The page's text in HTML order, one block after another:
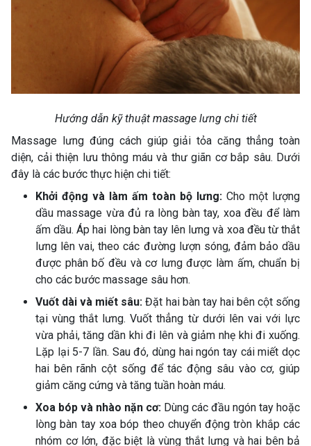
Hướng dẫn kỹ thuật massage lưng chi tiết
Massage lưng đúng cách giúp giải tỏa căng thẳng toàn
diện, cải thiện lưu thông máu và thư giãn cơ bắp sâu. Dưới
đây là các bước thực hiện chi tiết:
Khởi động và làm ấm toàn bộ lưng: Cho một lượng
dầu massage vừa đủ ra lòng bàn tay, xoa đều để làm
ấm dầu. Áp hai lòng bàn tay lên lưng và xoa đều từ thắt
lưng lên vai, theo các đường lượn sóng, đảm bảo dầu
được phân bố đều và cơ lưng được làm ấm, chuẩn bị
cho các bước massage sâu hơn.
Vuốt dài và miết sâu: Đặt hai bàn tay hai bên cột sống
tại vùng thắt lưng. Vuốt thẳng từ dưới lên vai với lực
vừa phải, tăng dần khi đi lên và giảm nhẹ khi đi xuống.
Lặp lại 5-7 lần. Sau đó, dùng hai ngón tay cái miết dọc
hai bên rãnh cột sống để tác động sâu vào cơ, giúp
giảm căng cứng và tăng tuần hoàn máu.
Xoa bóp và nhào nặn cơ: Dùng các đầu ngón tay hoặc
lòng bàn tay xoa bóp theo chuyển động tròn khắp các
nhóm cơ lớn, đặc biệt là vùng thắt lưng và hai bên bả